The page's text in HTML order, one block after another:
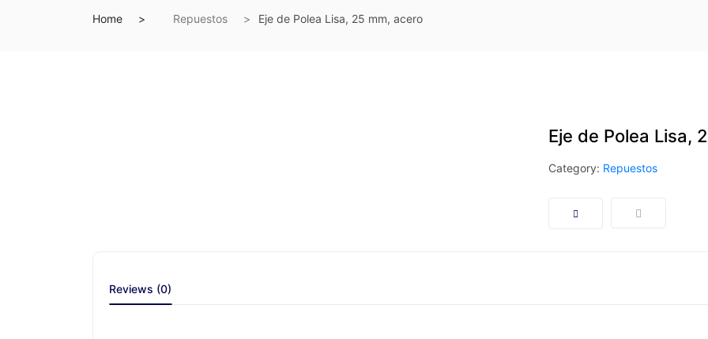
Home Repuestos Eje de Polea Lisa, 25 mm, acero
Eje de Polea Lisa,
Category: Repuestos
Reviews (0)